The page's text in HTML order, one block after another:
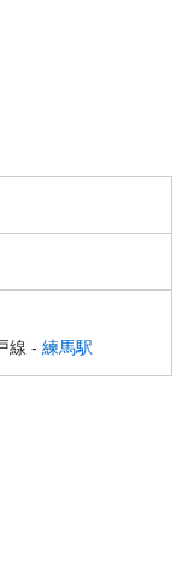
線 - 練馬駅